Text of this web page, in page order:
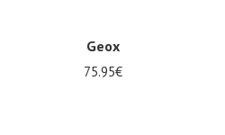
Geox
75.95€